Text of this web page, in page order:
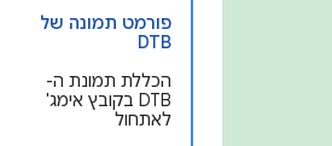
פורמט תמונה של
DTB
הכללת תמונת ה-
DTB בקובץ אימג'
לאתחול